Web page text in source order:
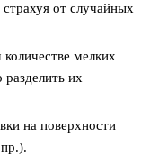
от случайных
мелких
разделить их
на поверхности